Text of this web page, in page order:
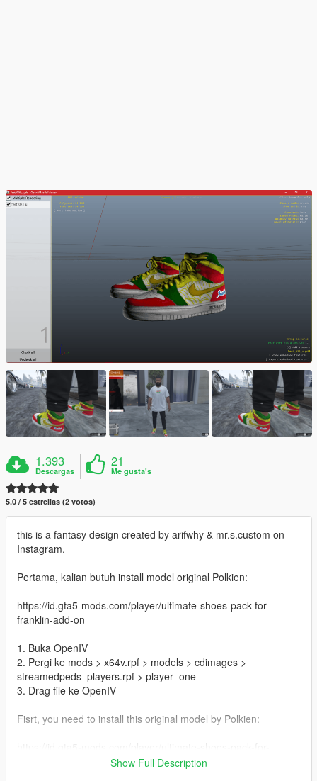
1.393
Descargas
21
Me gusta's
5.0 / 5 estrellas (2 votos)
this is a fantasy design created by arifwhy & mr.s.custom on
Instagram.
Pertama, kalian butuh install model original Polkien:
https://id.gta5-mods.com/player/ultimate-shoes-pack-for-
franklin-add-on
1. Buka OpenIV
2. Pergi ke mods > x64v.rpf > models > cdimages >
streamedpeds_players.rpf > player_one
3. Drag file ke OpenIV
Fisrt, you need to install this original model by Polkien:
Show Full Description